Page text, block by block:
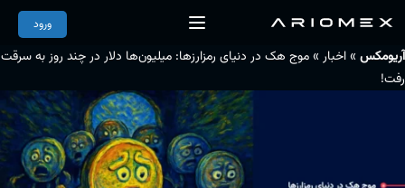
ورود
آریومکس »اخبار »موج هک در دنیای رمزارزها: میلیون‌ها دلار در چند روز به سرقت
رفت!